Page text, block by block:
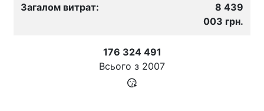
Загалом витрат:
8 439
003 грн.
176 324 491
Всього з 2007